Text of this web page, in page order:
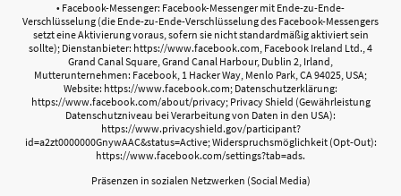
• Facebook-Messenger: Facebook-Messenger mit Ende-zu-Ende-
Verschlüsselung (die Ende-zu-Ende-Verschlüsselung des Facebook-Messengers
setzt eine Aktivierung voraus, sofern sie nicht standardmäßig aktiviert sein
sollte); Dienstanbieter: https://www.facebook.com, Facebook Ireland Ltd., 4
Grand Canal Square, Grand Canal Harbour, Dublin 2, Irland,
Mutterunternehmen: Facebook, 1 Hacker Way, Menlo Park, CA 94025, USA;
Website: https://www.facebook.com; Datenschutzerklärung:
https://www.facebook.com/about/privacy; Privacy Shield (Gewährleistung
Datenschutzniveau bei Verarbeitung von Daten in den USA):
https://www.privacyshield.gov/participant?
id=a2zt0000000GnywAAC&status=Active; Widerspruchsmöglichkeit (Opt-Out):
https://www.facebook.com/settings?tab=ads.
Präsenzen in sozialen Netzwerken (Social Media)